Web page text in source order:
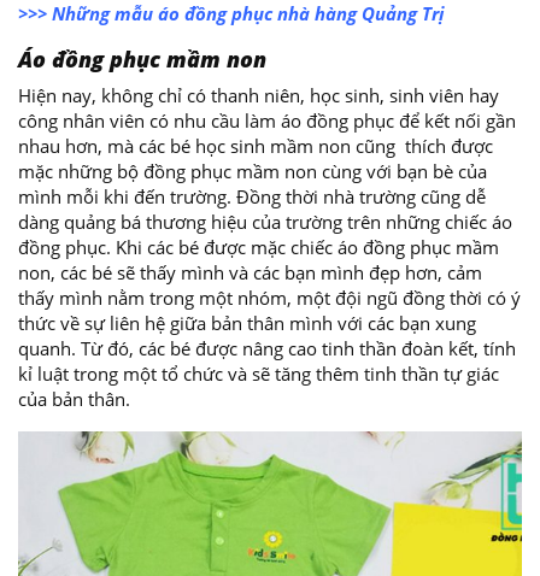
>>> Những mẫu áo đồng phục nhà hàng Quảng Trị
Áo đồng phục mầm non
Hiện nay, không chỉ có thanh niên, học sinh, sinh viên hay
công nhân viên có nhu cầu làm áo đồng phục để kết nối gần
nhau hơn, mà các bé học sinh mầm non cũng thích được
mặc những bộ đồng phục mầm non cùng với bạn bè của
mình mỗi khi đến trường. Đồng thời nhà trường cũng dễ
dàng quảng bá thương hiệu của trường trên những chiếc áo
đồng phục. Khi các bé được mặc chiếc áo đồng phục mầm
non, các bé sẽ thấy mình và các bạn mình đẹp hơn, cảm
thấy mình nằm trong một nhóm, một đội ngũ đồng thời có ý
thức về sự liên hệ giữa bản thân mình với các bạn xung
quanh. Từ đó, các bé được nâng cao tinh thần đoàn kết, tính
kỉ luật trong một tổ chức và sẽ tăng thêm tinh thần tự giác
của bản thân.